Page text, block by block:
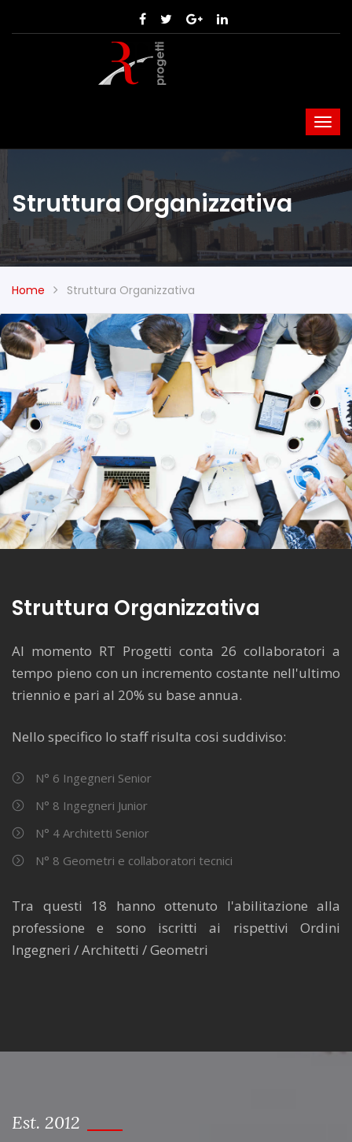
Struttura Organizzativa
Home Struttura Organizzativa
Struttura Organizzativa
Al momento RT Progetti conta 26 collaboratori a
tempo pieno con un incremento costante nell'ultimo
triennio e pari al 20% su base annua.
Nello specifico lo staff risulta cosi suddiviso:
N° 6 Ingegneri Senior
N° 8 Ingegneri Junior
N° 4 Architetti Senior
N° 8 Geometri e collaboratori tecnici
Tra questi 18 hanno ottenuto l'abilitazione alla
professione e sono iscritti ai rispettivi Ordini
Ingegneri / Architetti / Geometri
Est. 2012